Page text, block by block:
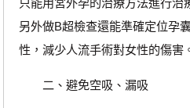
另外做B超檢查還能準確定位孕
性，減少人流手術對女性的傷害
二、避免空吸、漏吸